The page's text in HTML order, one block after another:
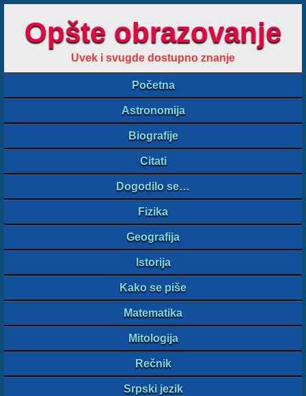
Opšte obrazovanje
Uvek i svugde dostupno znanje
Početna
Astronomija
Biografije
Citati
Dogodilo se…
Fizika
Geografija
Istorija
Kako se piše
Matematika
Mitologija
Rečnik
Srpski jezik